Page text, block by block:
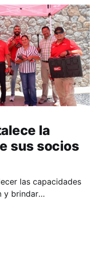
la
sus socios
las capacidades
y brindar
Milwaukee